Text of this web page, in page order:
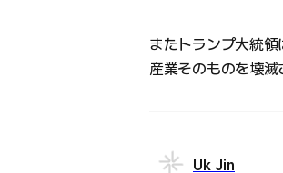
またトランプ大統領
産業そのものを壊滅
Uk Jin